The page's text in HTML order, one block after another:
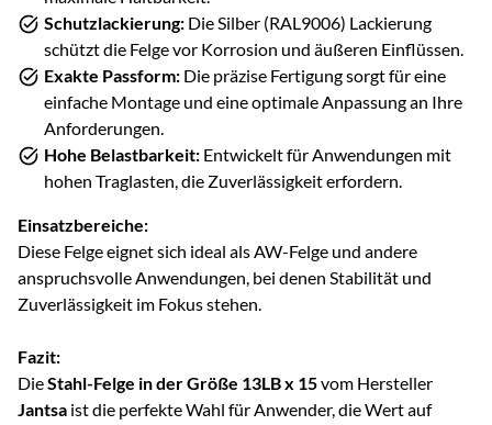
Schutzlackierung: Die Silber (RAL9006) Lackierung
schützt die Felge vor Korrosion und äußeren Einflüssen.
Exakte Passform: Die präzise Fertigung sorgt für eine
einfache Montage und eine optimale Anpassung an Ihre
Anforderungen.
Hohe Belastbarkeit: Entwickelt für Anwendungen mit
hohen Traglasten, die Zuverlässigkeit erfordern.
Einsatzbereiche:
Diese Felge eignet sich ideal als AW-Felge und andere
anspruchsvolle Anwendungen, bei denen Stabilität und
Zuverlässigkeit im Fokus stehen.
Fazit:
DieStahl-Felge in der Größe 13LB x 15vom Hersteller
Jantsa ist die perfekte Wahl für Anwender, die Wert auf